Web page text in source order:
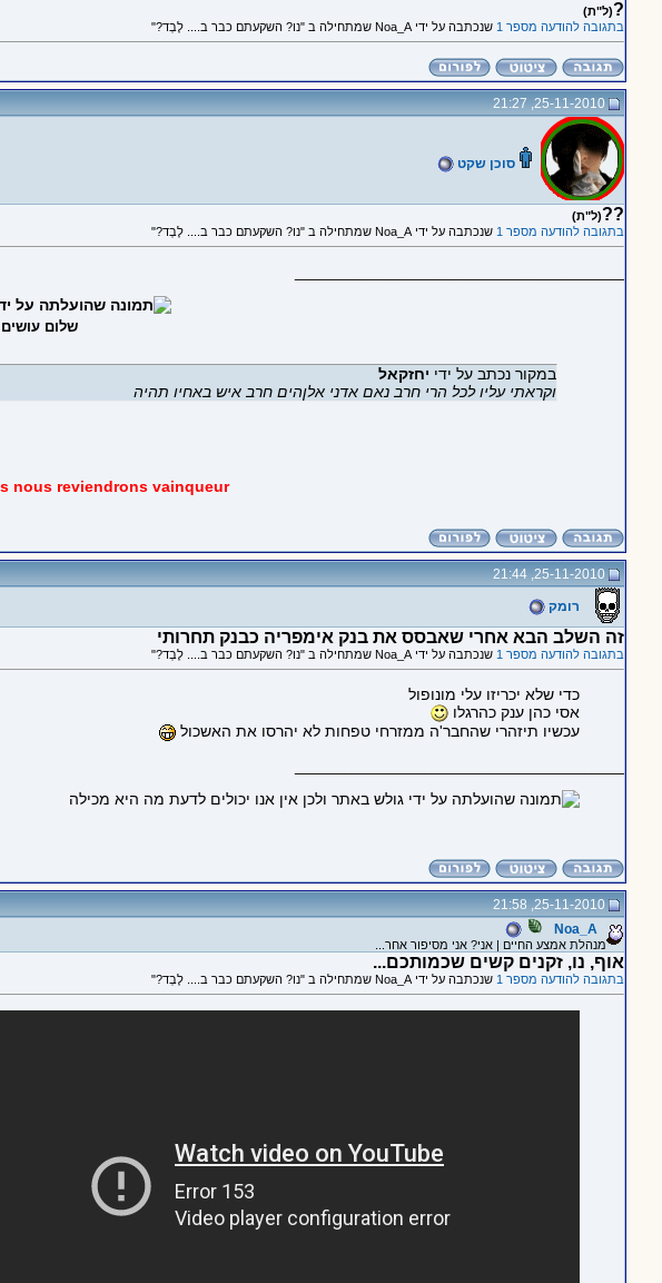
?(ל"ת)
בתגובה להודעה מספר 1
שנכתבה על ידי Noa_A שמתחילה ב "נו? השקעתם כבר ב.... לֶבְד?"
25-11-2010, 21:27
סוכן שקט
??(ל"ת)
בתגובה להודעה מספר 1
שנכתבה על ידי Noa_A שמתחילה ב "נו? השקעתם כבר ב.... לֶבְד?"
שלום
במקור נכתב על ידי יחזקאל
וקראתי עליו לכל הרי חרב נאם אדני אלןהים חרב איש באחיו תהיה
nous reviendrons vainqueur
25-11-2010, 21:44
רומק
זה השלב הבא אחרי שאבסס את בנק אימפריה כבנק תחרותי
בתגובה להודעה מספר 1 שנכתבה על ידי Noa_A שמתחילה ב "נו? השקעתם כבר ב.... לֶבְד?"
כדי שלא יכריזו עלי מונופול
אסי כהן ענק כהרגלו
עכשיו תיזהרי שהחבר'ה ממזרחי טפחות לא יהרסו את האשכול
25-11-2010, 21:58
Noa_A
מנהלת אמצע החיים | אני? אני מסיפור אחר...
אוף, נו, זקנים קשים שכמותכם...
בתגובה להודעה מספר 1 שנכתבה על ידי Noa_A שמתחילה ב "נו? השקעתם כבר ב.... לֶבְד?"